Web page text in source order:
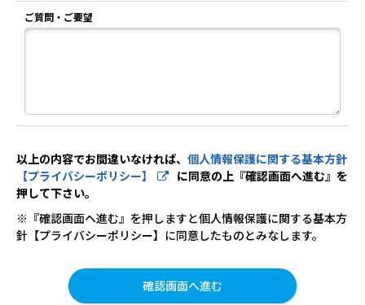
ご質問・ご要望
以上の内容でお間違いなければ、 個人情報保護に関する基本方針
【プライバシーポリシー】
に同意の上『確認画面へ進む』を
押して下さい。
※『確認画面へ進む』を押しますと個人情報保護に関する基本方
針【プライバシーポリシー】に同意したものとみなします。